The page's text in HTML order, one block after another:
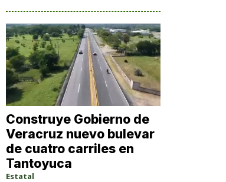
​Construye Gobierno de
Veracruz nuevo bulevar
de cuatro carriles en
Tantoyuca
Estatal